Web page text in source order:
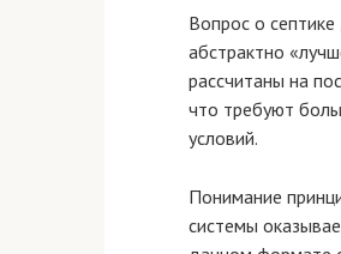
Вопрос о
абстрактно
рассчитаны на
что требуют
условий.
Понимание
системы